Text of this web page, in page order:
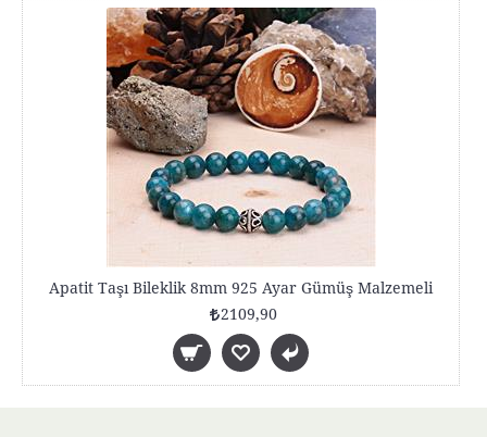
Apatit Taşı Bileklik 8mm 925 Ayar Gümüş Malzemeli
2109,90